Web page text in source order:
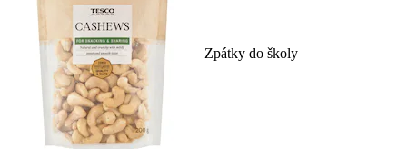
Zpátky do školy